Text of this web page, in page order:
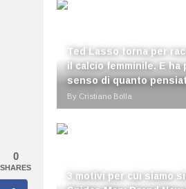
Ted Lasso torna per
il calcio femminile. E ha
senso di quanto
By Cristiano Bolla
3 motivi per cui siamo
0
SHARES